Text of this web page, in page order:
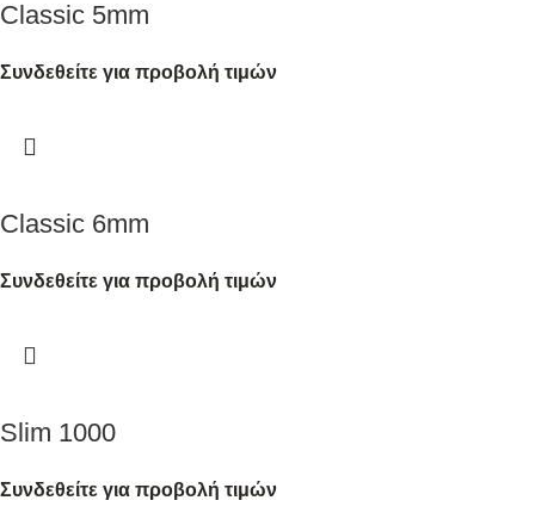
Classic 5mm
Συνδεθείτε για προβολή τιμών
Classic 6mm
Συνδεθείτε για προβολή τιμών
Slim 1000
Συνδεθείτε για προβολή τιμών